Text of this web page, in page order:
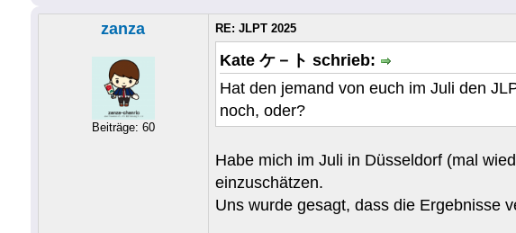
zanza
Beiträge: 60
RE: JLPT 2025
Kate ケ－ト schrieb:
Hat den jemand von euch im Juli den
noch, oder?
Habe mich im Juli in Düsseldorf (mal
einzuschätzen.
Uns wurde gesagt, dass die Ergebnisse